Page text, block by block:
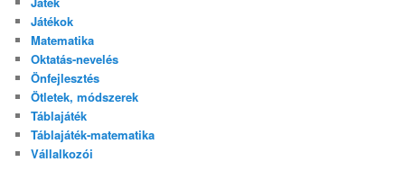
Játékok
Matematika
Oktatás-nevelés
Önfejlesztés
Ötletek, módszerek
Táblajáték
Táblajáték-matematika
Vállalkozói